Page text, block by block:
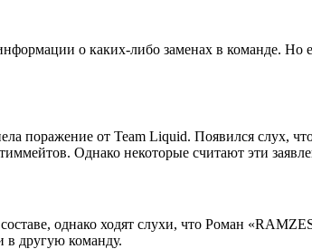
о каких-либо заменах в команде. Но
поражение от Team Liquid. Появился слух,
Однако некоторые считают эти
однако ходят слухи, что Роман
в другую команду.